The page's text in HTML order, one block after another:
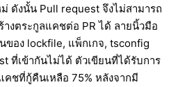
ดังนั้น Pull request จึงไม่สามารถ
างตระกูลแคชต่อ PR ได้ ลายนิ้วมือ
ของ lockfile, แพ็กเกจ, tsconfig
ที่เข้ากันไม่ได้ ตัวเขียนที่ได้รับการ
ชที่กู้คืนเหลือ 75% หลังจากมี